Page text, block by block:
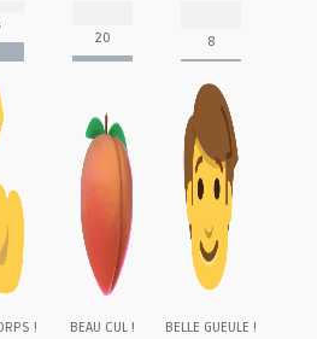
!
20
BEAU CUL !
8
BELLE GUEULE !